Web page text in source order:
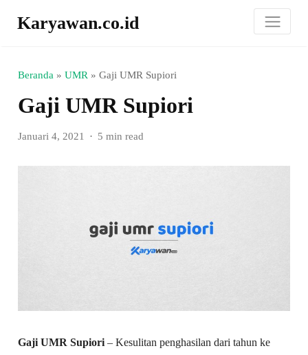
Karyawan.co.id
Beranda »UMR »Gaji UMR Supiori
Gaji UMR Supiori
Januari 4, 2021 5 min read
Gaji UMR Supiori – Kesulitan penghasilan dari tahun ke